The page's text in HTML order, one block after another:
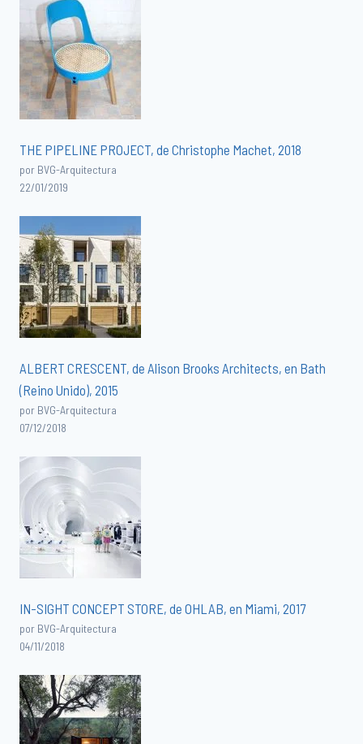
THE PIPELINE PROJECT, de Christophe Machet, 2018
por BVG-Arquitectura
22/01/2019
ALBERT CRESCENT, de Alison Brooks Architects, en Bath
(Reino Unido), 2015
por BVG-Arquitectura
07/12/2018
IN-SIGHT CONCEPT STORE, de OHLAB, en Miami, 2017
por BVG-Arquitectura
04/11/2018